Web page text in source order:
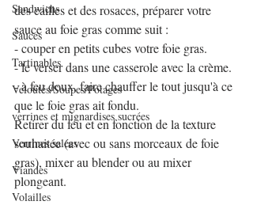
Sandwichs
Sauces
Tartinables
Veloutés/Soupes/Potages
verrines et mignardises sucrées
Verrines salées
Viandes
Volailles
des cailles et des rosaces, préparer votre
sauce au foie gras comme suit :
- couper en petits cubes votre foie gras.
- le verser dans une casserole avec la crème.
- à feu doux, faire chauffer le tout jusqu'à ce
que le foie gras ait fondu.
Retirer du feu et en fonction de la texture
souhaitée (avec ou sans morceaux de foie
gras), mixer au blender ou au mixer
plongeant.